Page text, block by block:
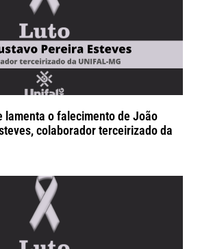
lamenta o falecimento de João
colaborador terceirizado da